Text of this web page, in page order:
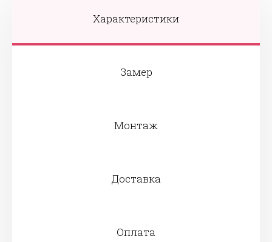
Характеристики
Замер
Монтаж
Доставка
Оплата